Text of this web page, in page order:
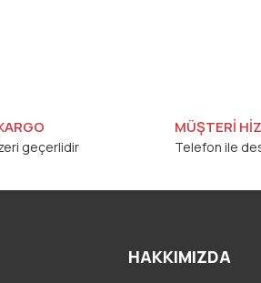
geçerlidir
MÜŞTERİ
Telefon ile
HAKKIMIZDA